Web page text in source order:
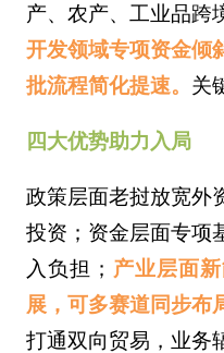
产、农产、工业品跨
开发领域专项资金倾
批流程简化提速。 关
四大优势助力入局
政策层面老挝放宽外
投资；资金层面专项
入负担； 产业层面
展，可多赛道同步布
打通双向贸易，业务